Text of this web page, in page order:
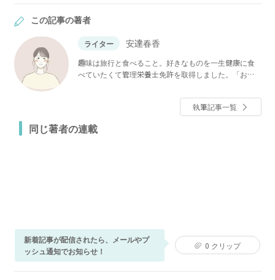
この記事の著者
ライター 安達春香
趣味は旅行と食べること。好きなものを一生健康に食
べていたくて管理栄養士免許を取得しました。「おい
やお悩み解決食材などをわかりやすくお伝えします！
執筆記事一覧
同じ著者の連載
新着記事が配信されたら、メールやプ
ッシュ通知でお知らせ！
0 クリップ